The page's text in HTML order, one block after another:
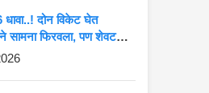
दोन विकेट घेत
सामना फिरवला, पण शेवटची
विजय हातातून गेला